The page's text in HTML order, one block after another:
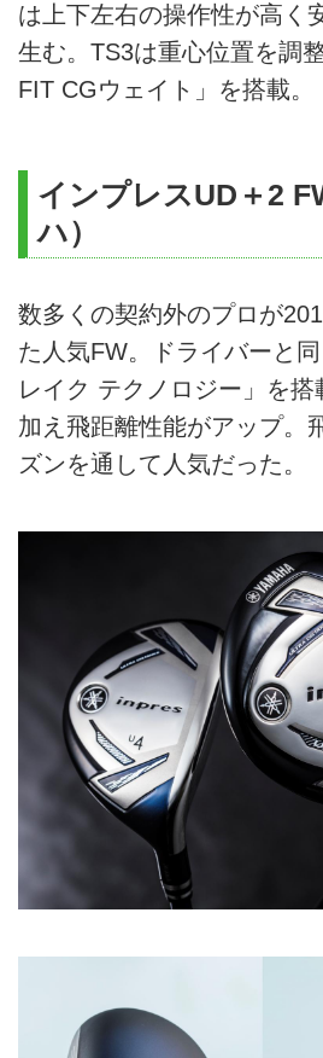
は上下左右の操作性が高く
生む。TS3は重心位置を調
FIT CGウェイト」を搭載。
インプレスUD＋2
ハ）
数多くの契約外のプロが
た人気FW。ドライバーと
レイク テクノロジー」を
加え飛距離性能がアップ。
ズンを通して人気だった。